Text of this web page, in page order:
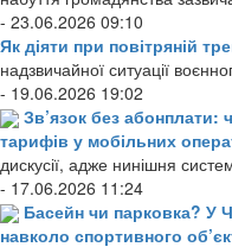
- 23.06.2026 09:10
Як діяти при повітряній
надзвичайної ситуації
- 19.06.2026 19:02
Зв’язок без абонплати:
тарифів у мобільних
дискусії, адже нинішня
- 17.06.2026 11:24
Басейн чи парковка? У
навколо спортивного